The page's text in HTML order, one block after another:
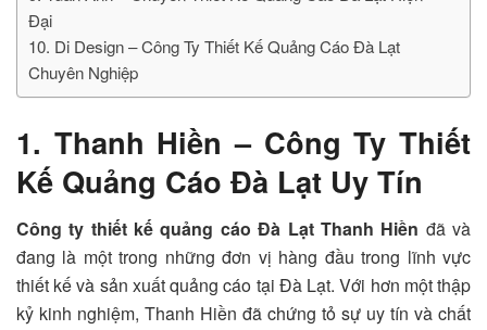
Đại
10. Di Design – Công Ty Thiết Kế Quảng Cáo Đà Lạt
Chuyên Nghiệp
1. Thanh Hiền – Công Ty Thiết
Kế Quảng Cáo Đà Lạt Uy Tín
Công ty thiết kế quảng cáo Đà Lạt Thanh Hiền đã và
đang là một trong những đơn vị hàng đầu trong lĩnh vực
thiết kế và sản xuất quảng cáo tại Đà Lạt. Với hơn một thập
kỷ kinh nghiệm, Thanh Hiền đã chứng tỏ sự uy tín và chất